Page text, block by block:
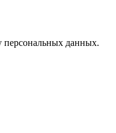
персональных данных.